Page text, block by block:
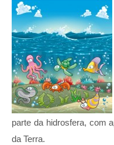
parte da hidrosfera, com
da Terra.